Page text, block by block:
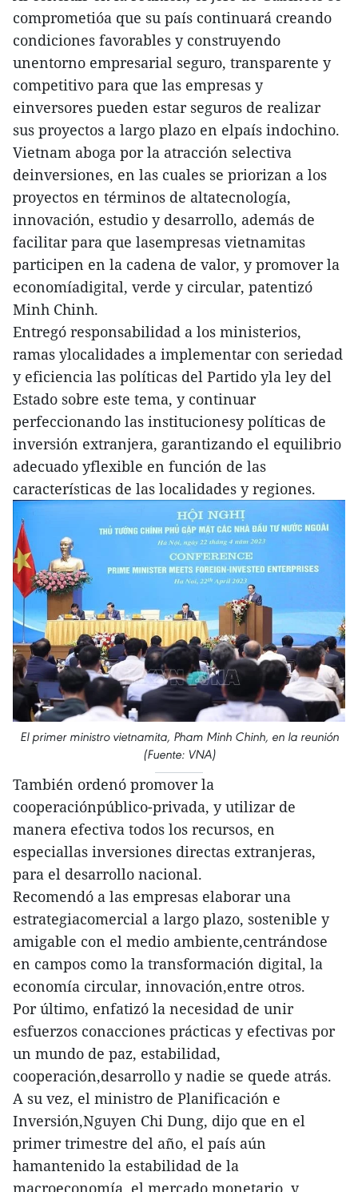
comprometióa que su país continuará creando
condiciones favorables y construyendo
unentorno empresarial seguro, transparente y
competitivo para que las empresas y
einversores pueden estar seguros de realizar
sus proyectos a largo plazo en elpaís indochino.
Vietnam aboga por la atracción selectiva
deinversiones, en las cuales se priorizan a los
proyectos en términos de altatecnología,
innovación, estudio y desarrollo, además de
facilitar para que lasempresas vietnamitas
participen en la cadena de valor, y promover la
economíadigital, verde y circular, patentizó
Minh Chinh.
Entregó responsabilidad a los ministerios,
ramas ylocalidades a implementar con seriedad
y eficiencia las políticas del Partido yla ley del
Estado sobre este tema, y continuar
perfeccionando las institucionesy políticas de
inversión extranjera, garantizando el equilibrio
adecuado yflexible en función de las
características de las localidades y regiones.
El primer ministro vietnamita, Pham Minh Chinh, en la reunión
(Fuente: VNA)
También ordenó promover la
cooperaciónpúblico-privada, y utilizar de
manera efectiva todos los recursos, en
especiallas inversiones directas extranjeras,
para el desarrollo nacional.
Recomendó a las empresas elaborar una
estrategiacomercial a largo plazo, sostenible y
amigable con el medio ambiente,centrándose
en campos como la transformación digital, la
economía circular, innovación,entre otros.
Por último, enfatizó la necesidad de unir
esfuerzos conacciones prácticas y efectivas por
un mundo de paz, estabilidad,
cooperación,desarrollo y nadie se quede atrás.
A su vez, el ministro de Planificación e
Inversión,Nguyen Chi Dung, dijo que en el
primer trimestre del año, el país aún
hamantenido la estabilidad de la